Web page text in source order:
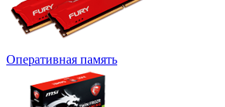
Оперативная память